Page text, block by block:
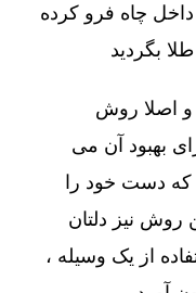
چاه فرو کرده
بگردید
و اصلا روش
بهبود آن می
که دست خود را
روش نیز دلتان
از یک وسیله ،